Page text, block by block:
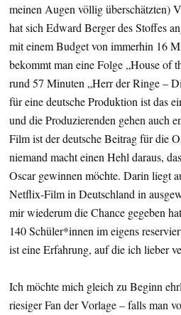
meinen Augen völlig überschätzten)
hat sich Edward Berger des Stoffes
mit einem Budget von immerhin 16
bekommt man eine Folge „House of
rund 57 Minuten „Herr der Ringe –
für eine deutsche Produktion ist das
und die Produzierenden gehen auch
Film ist der deutsche Beitrag für die
niemand macht einen Hehl daraus,
Oscar gewinnen möchte. Darin liegt
Netflix-Film in Deutschland in
mir wiederum die Chance gegeben
140 Schüler*innen im eigens
ist eine Erfahrung, auf die ich lieber
Ich möchte mich gleich zu Beginn
riesiger Fan der Vorlage – falls man